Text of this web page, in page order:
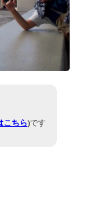
こちら)です